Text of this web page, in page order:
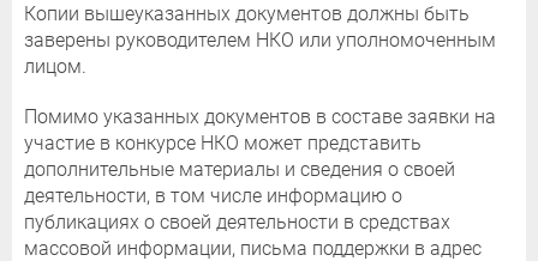
Копии вышеуказанных документов должны быть
заверены руководителем НКО или уполномоченным
лицом.
Помимо указанных документов в составе заявки на
участие в конкурсе НКО может представить
дополнительные материалы и сведения о своей
деятельности, в том числе информацию о
публикациях о своей деятельности в средствах
массовой информации, письма поддержки в адрес